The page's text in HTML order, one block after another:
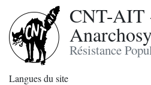
CNT-AIT
Résistance
Langues du site